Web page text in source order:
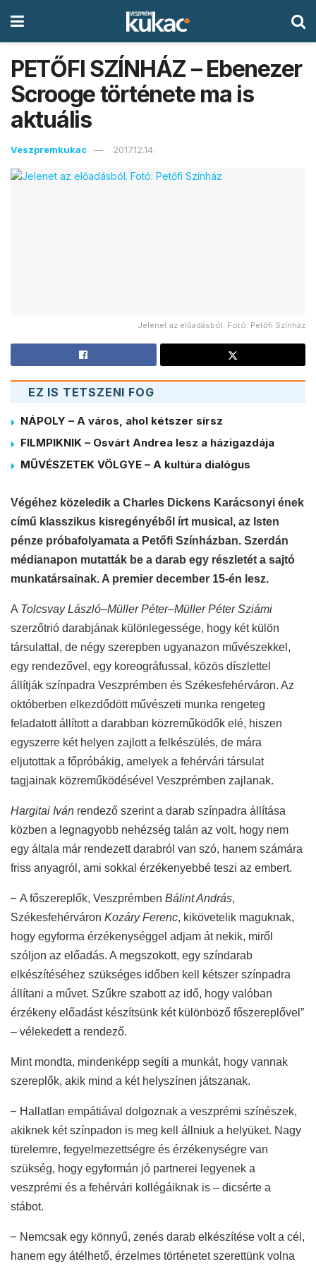
PETŐFI SZÍNHÁZ – Ebenezer
Scrooge története ma is
aktuális
Veszpremkukac 2017.12.14.
Jelenet az előadásból. Fotó: Petőfi Színház
EZ IS TETSZENI FOG
NÁPOLY – A város, ahol kétszer sírsz
FILMPIKNIK – Osvárt Andrea lesz a házigazdája
MŰVÉSZETEK VÖLGYE – A kultúra dialógus
Végéhez közeledik a Charles Dickens Karácsonyi ének
című klasszikus kisregényéből írt musical, az Isten
pénze próbafolyamata a Petőfi Színházban. Szerdán
médianapon mutatták be a darab egy részletét a sajtó
munkatársainak. A premier december 15-én lesz.
A Tolcsvay László–Müller Péter–Müller Péter Sziámi
szerzőtrió darabjának különlegessége, hogy két külön
társulattal, de négy szerepben ugyanazon művészekkel,
egy rendezővel, egy koreográfussal, közös díszlettel
állítják színpadra Veszprémben és Székesfehérváron. Az
októberben elkezdődött művészeti munka rengeteg
feladatott állított a darabban közreműködők elé, hiszen
egyszerre két helyen zajlott a felkészülés, de mára
eljutottak a főpróbákig, amelyek a fehérvári társulat
tagjainak közreműködésével Veszprémben zajlanak.
Hargitai Iván rendező szerint a darab színpadra állítása
közben a legnagyobb nehézség talán az volt, hogy nem
egy általa már rendezett darabról van szó, hanem számára
friss anyagról, ami sokkal érzékenyebbé teszi az embert.
– A főszereplők, Veszprémben Bálint András,
Székesfehérváron Kozáry Ferenc, kikövetelik maguknak,
hogy egyforma érzékenységgel adjam át nekik, miről
szóljon az előadás. A megszokott, egy színdarab
elkészítéséhez szükséges időben kell kétszer színpadra
állítani a művet. Szűkre szabott az idő, hogy valóban
érzékeny előadást készítsünk két különböző főszereplővel”
– vélekedett a rendező.
Mint mondta, mindenképp segíti a munkát, hogy vannak
szereplők, akik mind a két helyszínen játszanak.
– Hallatlan empátiával dolgoznak a veszprémi színészek,
akiknek két színpadon is meg kell állniuk a helyüket. Nagy
türelemre, fegyelmezettségre és érzékenységre van
szükség, hogy egyformán jó partnerei legyenek a
veszprémi és a fehérvári kollégáiknak is – dicsérte a
stábot.
– Nemcsak egy könnyű, zenés darab elkészítése volt a cél,
hanem egy átélhető, érzelmes történetet szerettünk volna